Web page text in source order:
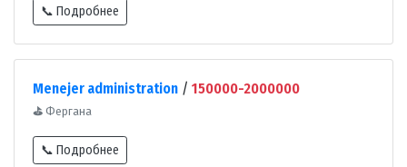
📞 Подробнее
Menejer administration / 150000-2000000
⛳ Фергана
📞 Подробнее